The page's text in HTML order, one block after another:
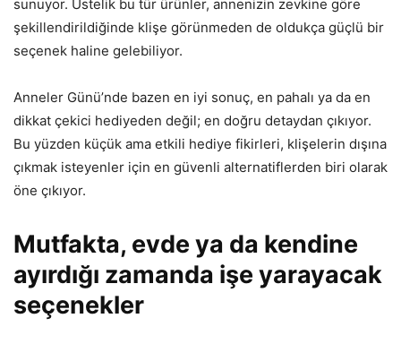
sunuyor. Üstelik bu tür ürünler, annenizin zevkine göre
şekillendirildiğinde klişe görünmeden de oldukça güçlü bir
seçenek haline gelebiliyor.
Anneler Günü’nde bazen en iyi sonuç, en pahalı ya da en
dikkat çekici hediyeden değil; en doğru detaydan çıkıyor.
Bu yüzden küçük ama etkili hediye fikirleri, klişelerin dışına
çıkmak isteyenler için en güvenli alternatiflerden biri olarak
öne çıkıyor.
Mutfakta, evde ya da kendine
ayırdığı zamanda işe yarayacak
seçenekler